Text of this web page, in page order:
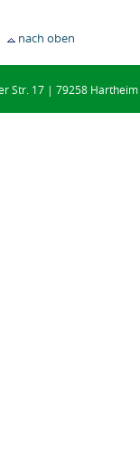
nach oben
Str. 17 | 79258